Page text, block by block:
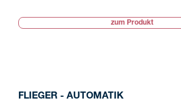
zum Produkt
FLIEGER - AUTOMATIK